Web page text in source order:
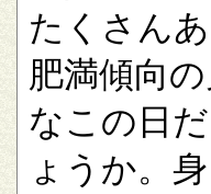
たくさんあ
肥満傾向
なこの日
ょうか。身